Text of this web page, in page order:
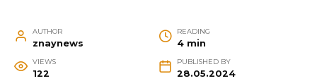
AUTHOR
znaynews
READING
4 min
VIEWS
122
PUBLISHED BY
28.05.2024